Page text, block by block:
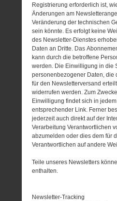
Registrierung erforderlich ist,
Änderungen am
Veränderung der technischen
sein könnte. Es erfolgt keine
des Newsletter-Dienstes
Daten an Dritte. Das
kann durch die betroffene
werden. Die Einwilligung in die
personenbezogener Daten, die
für den Newsletterversand
widerrufen werden. Zum
Einwilligung findet sich in
entsprechender Link. Ferner
jederzeit auch direkt auf der
Verarbeitung Verantwortlichen
abzumelden oder dies dem für
Verantwortlichen auf andere
Teile unseres Newsletters
enthalten.
Newsletter-Tracking